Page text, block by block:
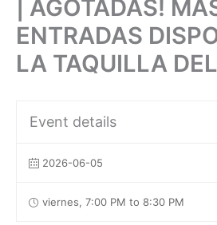
| AGOTADAS!
ENTRADAS
LA TAQUILLA
Event details
2026-06-05
viernes, 7:00 PM to 8:30 PM